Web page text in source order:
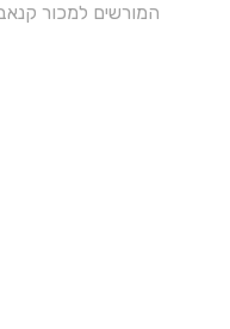
המורשים למכור